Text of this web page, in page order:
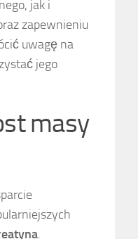
jak i
zapewnieniu
uwagę na
jego
masy
.